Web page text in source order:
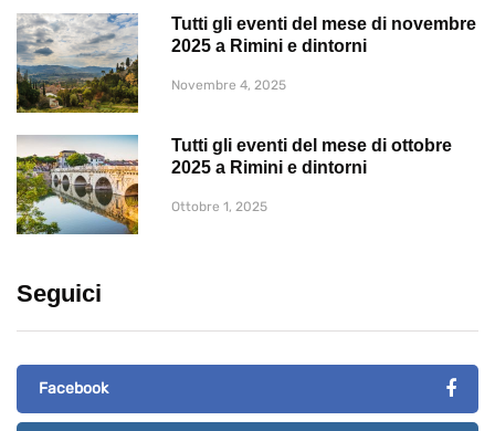
Tutti gli eventi del mese di novembre
2025 a Rimini e dintorni
Novembre 4, 2025
Tutti gli eventi del mese di ottobre
2025 a Rimini e dintorni
Ottobre 1, 2025
Seguici
Facebook